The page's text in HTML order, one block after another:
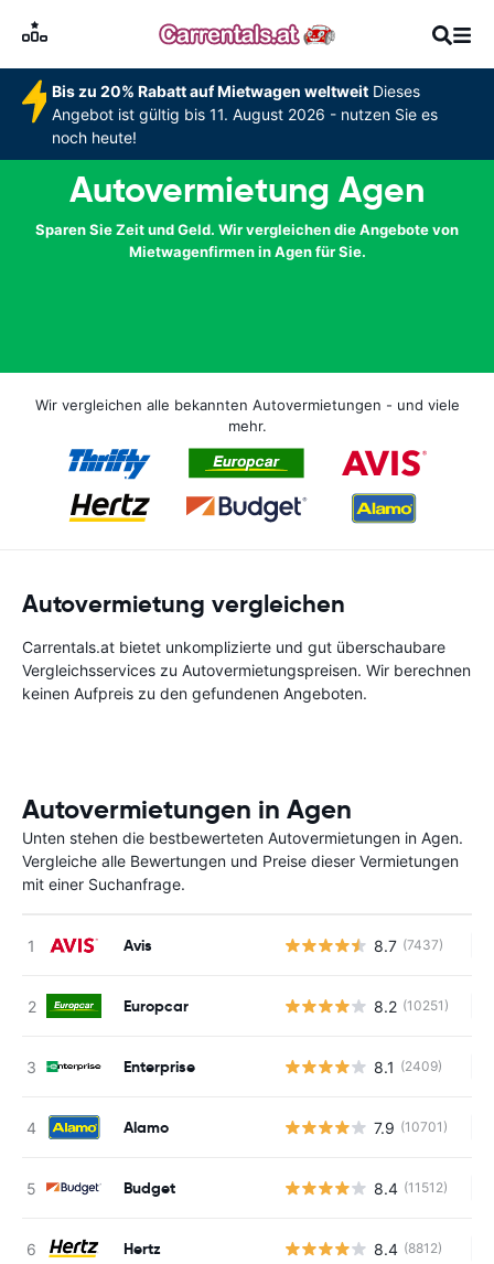
Bis zu 20% Rabatt auf Mietwagen weltweitDieses
Angebot ist gültig bis 11. August 2026 - nutzen Sie es
noch heute!
Autovermietung Agen
Sparen Sie Zeit und Geld. Wir vergleichen die Angebote von
Mietwagenfirmen in Agen für Sie.
Wir vergleichen alle bekannten Autovermietungen - und viele
mehr.
Autovermietung vergleichen
Carrentals.at bietet unkomplizierte und gut überschaubare
Vergleichsservices zu Autovermietungspreisen. Wir berechnen
keinen Aufpreis zu den gefundenen Angeboten.
Autovermietungen in Agen
Unten stehen die bestbewerteten Autovermietungen in Agen.
Vergleiche alle Bewertungen und Preise dieser Vermietungen
mit einer Suchanfrage.
Avis 8.7 (7437)
Europcar 8.2 (10251)
Enterprise 8.1 (2409)
Alamo 7.9 (10701)
Budget 8.4 (11512)
Hertz 8.4 (8812)